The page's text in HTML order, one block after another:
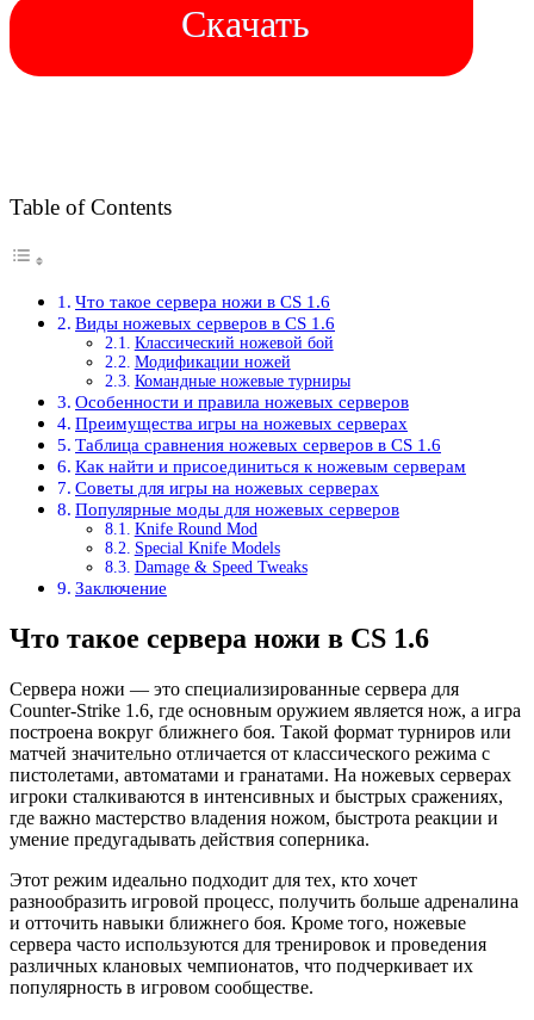
Скачать
Table of Contents
Что такое сервера ножи в CS 1.6
Виды ножевых серверов в CS 1.6
Классический ножевой бой
Модификации ножей
Командные ножевые турниры
Особенности и правила ножевых серверов
Преимущества игры на ножевых серверах
Таблица сравнения ножевых серверов в CS 1.6
Как найти и присоединиться к ножевым серверам
Советы для игры на ножевых серверах
Популярные моды для ножевых серверов
Knife Round Mod
Special Knife Models
Damage & Speed Tweaks
Заключение
Что такое сервера ножи в CS 1.6
Сервера ножи — это специализированные сервера для
Counter-Strike 1.6, где основным оружием является нож, а игра
построена вокруг ближнего боя. Такой формат турниров или
матчей значительно отличается от классического режима с
пистолетами, автоматами и гранатами. На ножевых серверах
игроки сталкиваются в интенсивных и быстрых сражениях,
где важно мастерство владения ножом, быстрота реакции и
умение предугадывать действия соперника.
Этот режим идеально подходит для тех, кто хочет
разнообразить игровой процесс, получить больше адреналина
и отточить навыки ближнего боя. Кроме того, ножевые
сервера часто используются для тренировок и проведения
различных клановых чемпионатов, что подчеркивает их
популярность в игровом сообществе.